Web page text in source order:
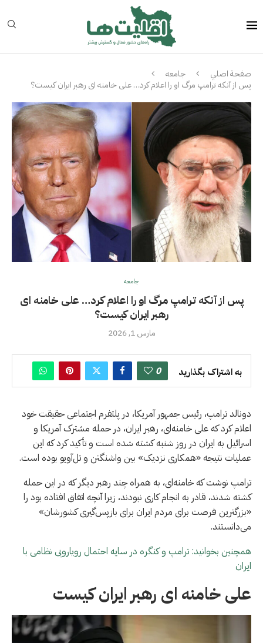
صفحة اصلي
جامعه
پس از آنکه ترامپ مرگ او را اعلام کرد… علی خامنه ای رهبر ایران کیست؟
جامعه
پس از آنکه ترامپ مرگ او را اعلام کرد… علی خامنه ای
رهبر ایران کیست؟
مارس 1, 2026
به اشتراک بگذارید 0
دونالد ترامپ، رئیس جمهور آمریکا، در پلتفرم اجتماعی حقیقت خود
اعلام کرد که علی خامنه‌ای، رهبر ایران، در حمله مشترک آمریکا و
اسرائیل به ایران در روز شنبه کشته شده است و تأکید کرد که این
عملیات نتیجه «همکاری نزدیک» بین واشنگتن و تل‌آویو بوده است.
ترامپ نوشت که خامنه‌ای، به همراه چند رهبر دیگر که در این حمله
کشته شدند، قادر به انجام کاری نبودند، زیرا آنچه اتفاق افتاده بود را
«بزرگترین فرصت برای مردم ایران برای بازپس‌گیری کشورشان»
می‌دانستند.
همچنین بخوانید: ترامپ و کنگره در سایه احتمال رویارویی نظامی با
ایران
علی خامنه ای رهبر ایران کیست